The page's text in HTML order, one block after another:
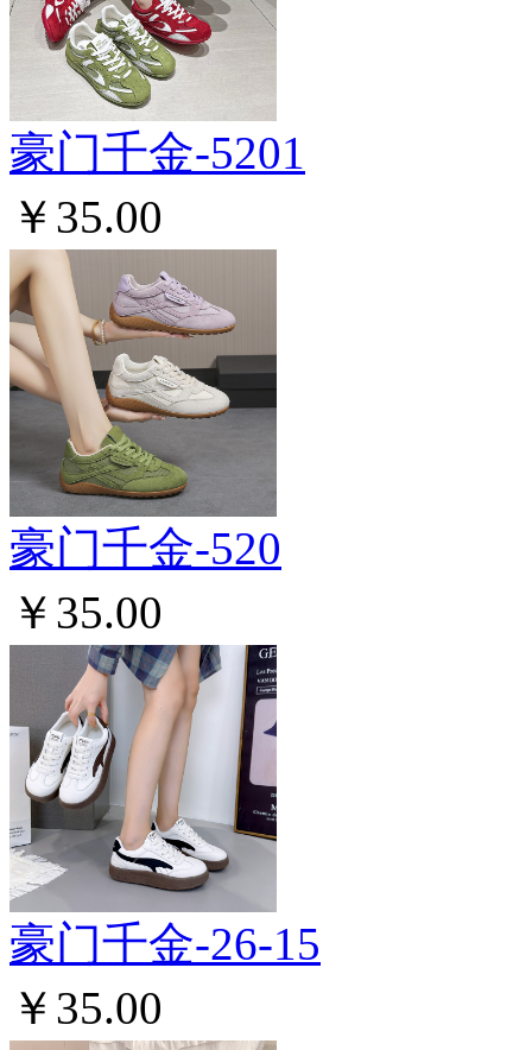
豪门千金-5201
￥35.00
豪门千金-520
￥35.00
豪门千金-26-15
￥35.00